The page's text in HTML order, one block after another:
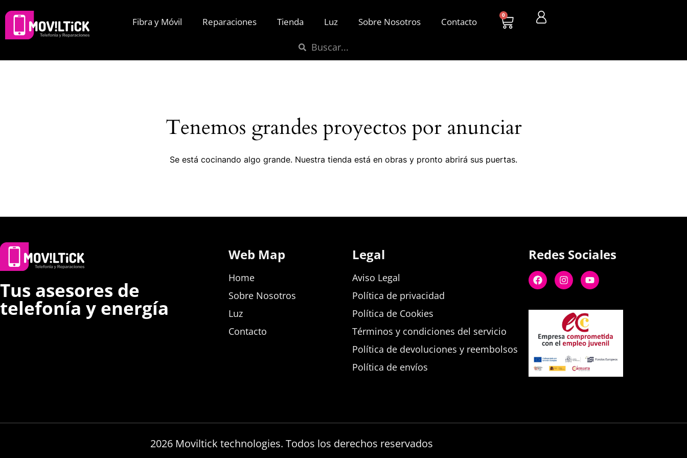
Fibra y Móvil Reparaciones Tienda Luz Sobre Nosotros Contacto
0
Tenemos grandes proyectos por anunciar
Se está cocinando algo grande. Nuestra tienda está en obras y pronto abrirá sus puertas.
Tus asesores de
telefonía y energía
Web Map
Home
Sobre Nosotros
Luz
Contacto
Legal
Aviso Legal
Política de privacidad
Política de Cookies
Términos y condiciones del servicio
Política de devoluciones y reembolsos
Política de envíos
Redes Sociales
2026 Moviltick technologies. Todos los derechos reservados